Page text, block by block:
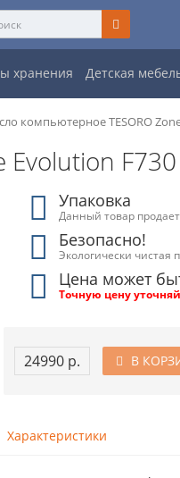
хранения Детская
компьютерное TESORO
Evolution
Упаковка
Данный товар
Безопасно!
Экологически чистая
Цена может
Точную цену
24990 р. В
Характеристики